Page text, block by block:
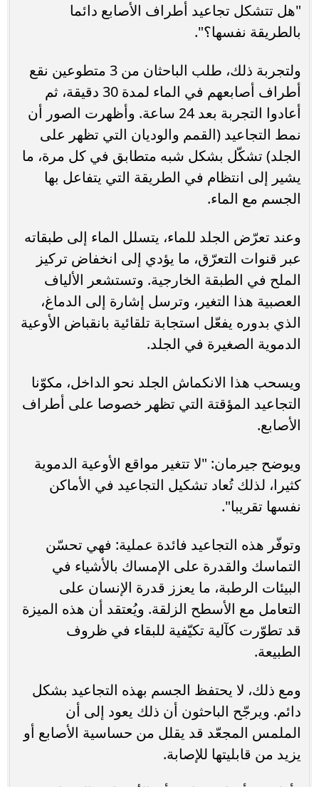
"هل تتشكل تجاعيد أطراف الأصابع دائما
بالطريقة نفسها؟".
ولتجربة ذلك، طلب الباحثان من 3 متطوعين نقع
أطراف أصابعهم في الماء لمدة 30 دقيقة، ثم
أعادوا التجربة بعد 24 ساعة. وأظهرت الصور أن
نمط التجاعيد (القمم والوديان التي تظهر على
الجلد) تشكّل بشكل شبه متطابق في كل مرة، ما
يشير إلى انتظام في الطريقة التي يتفاعل بها
الجسم مع الماء.
وعند تعرّض الجلد للماء، يتسلل الماء إلى طبقاته
عبر قنوات التعرّق، ما يؤدي إلى انخفاض تركيز
الملح في الطبقة الخارجية. وتستشعر الألياف
العصبية هذا التغير، وترسل إشارة إلى الدماغ،
الذي بدوره يفعّل استجابة تلقائية بانقباض الأوعية
الدموية الصغيرة في الجلد.
ويسحب هذا الانكماش الجلد نحو الداخل، مكوّنا
التجاعيد المؤقتة التي تظهر خصوصا على أطراف
الأصابع.
ويوضح جيرمان: "لا تتغير مواقع الأوعية الدموية
كثيرا، لذلك تُعاد تشكيل التجاعيد في الأماكن
نفسها تقريبا".
وتوفّر هذه التجاعيد فائدة عملية: فهي تحسّن
التماسك والقدرة على الإمساك بالأشياء في
البيئات الرطبة، ما يعزز قدرة الإنسان على
التعامل مع الأسطح الزلقة. ويُعتقد أن هذه الميزة
قد تطوّرت كآلية تكيّفية للبقاء في ظروف
الطبيعة.
ومع ذلك، لا يحتفظ الجسم بهذه التجاعيد بشكل
دائم. ويرجّح الباحثون أن ذلك يعود إلى أن
الملمس المجعّد قد يقلل من حساسية الأصابع أو
يزيد من قابليتها للإصابة.